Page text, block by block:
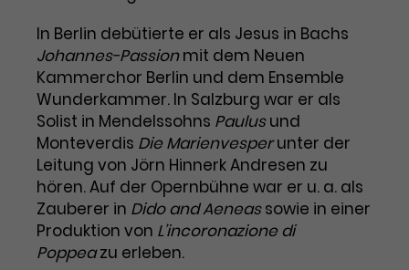
Benutzer*in wiedererkannt werden,
und es wird Zugang zu
geschützten Bereichen gewährt.
Name cookie_optin
Anbieter TYPO3
Laufzeit 1 Monat
Zweck
Enthält die gewählten Tracking-
Laufzeit 2 Jahre
Zweck
Dieses Cookie wird von Google
Analytics installiert. Das Cookie
wird verwendet, um
Besucher*innen-, Sitzungs- und
Kampagnendaten zu berechnen
und die Nutzung der Website für
den Analysebericht der Website zu
verfolgen. Die Cookies speichern
Informationen anonym und weisen
eine zufallsgenerierte Nummer zu,
Diese Gruppe beinhaltet alle Scripte, die es uns
ermöglichen die Leistung unserer
Werbekampagnen zu analysieren und
Conversions zu messen. Außerdem helfen sie
uns dabei Werbeanzeigen und Inhalte besser auf
die Interessen unserer Nutzer abzustimmen.
Name
_gcl_au
Anbieter Google Ads
Laufzeit 3 Monate
Cookie-Informationen
In Berlin debütierte er als Jesus in Bachs
Johannes-Passionmit dem Neuen
Kammerchor Berlin und dem Ensemble
Wunderkammer. In Salzburg war er als
Solist in Mendelssohns Paulusund
Monteverdis Die Marienvesperunter der
Leitung von Jörn Hinnerk Andresen zu
hören. Auf der Opernbühne war er u. a. als
Zauberer in Dido and Aeneassowie in einer
Produktion von L’incoronazione di
Poppeazu erleben.